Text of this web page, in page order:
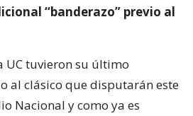
“banderazo” previo al
UC tuvieron su último
al clásico que disputarán este
Nacional y como ya es